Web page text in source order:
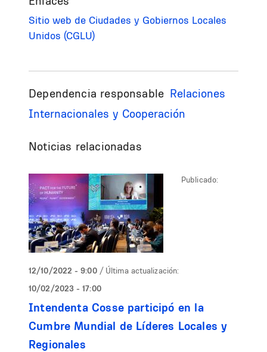
Sitio web de Ciudades y Gobiernos Locales
Unidos (CGLU)
Dependencia responsable Relaciones
Internacionales y Cooperación
Noticias relacionadas
Publicado:
12/10/2022 - 9:00 / Última actualización:
10/02/2023 - 17:00
Intendenta Cosse participó en la
Cumbre Mundial de Líderes Locales y
Regionales